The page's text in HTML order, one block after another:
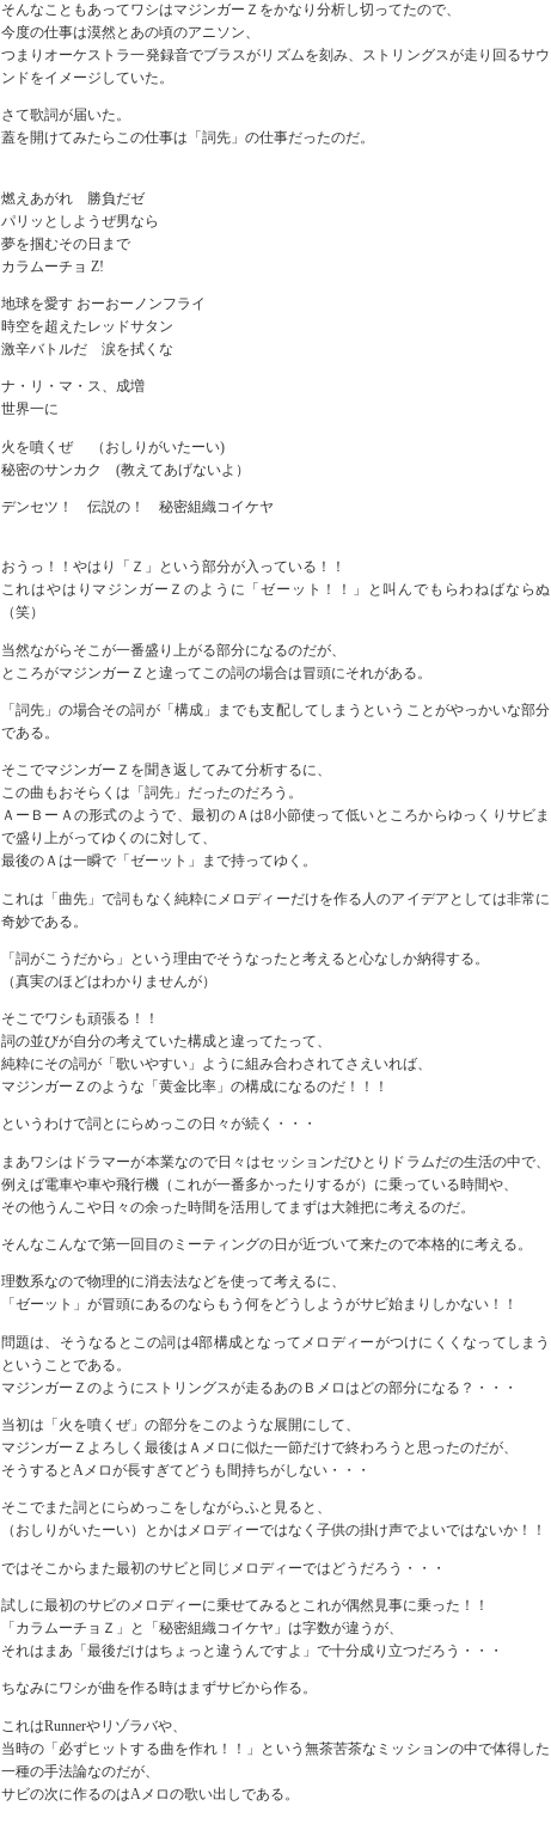
そんなこともあってワシはマジンガーＺをかなり分析し切ってたので、
今度の仕事は漠然とあの頃のアニソン、
つまりオーケストラ一発録音でブラスがリズムを刻み、ストリングスが走り回るサウ
ンドをイメージしていた。
さて歌詞が届いた。
蓋を開けてみたらこの仕事は「詞先」の仕事だったのだ。
燃えあがれ 勝負だゼ
パリッとしようぜ男なら
夢を掴むその日まで
カラムーチョ Z!
地球を愛す おーおーノンフライ
時空を超えたレッドサタン
激辛バトルだ 涙を拭くな
ナ・リ・マ・ス、成増
世界一に
火を噴くぜ （おしりがいたーい)
秘密のサンカク (教えてあげないよ）
デンセツ！ 伝説の！ 秘密組織コイケヤ
おうっ！！やはり「Ｚ」という部分が入っている！！
これはやはりマジンガーＺのように「ゼーット！！」と叫んでもらわねばならぬ
（笑）
当然ながらそこが一番盛り上がる部分になるのだが、
ところがマジンガーＺと違ってこの詞の場合は冒頭にそれがある。
「詞先」の場合その詞が「構成」までも支配してしまうということがやっかいな部分
である。
そこでマジンガーＺを聞き返してみて分析するに、
この曲もおそらくは「詞先」だったのだろう。
ＡーＢーＡの形式のようで、最初のＡは8小節使って低いところからゆっくりサビま
で盛り上がってゆくのに対して、
最後のＡは一瞬で「ゼーット」まで持ってゆく。
これは「曲先」で詞もなく純粋にメロディーだけを作る人のアイデアとしては非常に
奇妙である。
「詞がこうだから」という理由でそうなったと考えると心なしか納得する。
（真実のほどはわかりませんが）
そこでワシも頑張る！！
詞の並びが自分の考えていた構成と違ってたって、
純粋にその詞が「歌いやすい」ように組み合わされてさえいれば、
マジンガーＺのような「黄金比率」の構成になるのだ！！！
というわけで詞とにらめっこの日々が続く・・・
まあワシはドラマーが本業なので日々はセッションだひとりドラムだの生活の中で、
例えば電車や車や飛行機（これが一番多かったりするが）に乗っている時間や、
その他うんこや日々の余った時間を活用してまずは大雑把に考えるのだ。
そんなこんなで第一回目のミーティングの日が近づいて来たので本格的に考える。
理数系なので物理的に消去法などを使って考えるに、
「ゼーット」が冒頭にあるのならもう何をどうしようがサビ始まりしかない！！
問題は、そうなるとこの詞は4部構成となってメロディーがつけにくくなってしまう
ということである。
マジンガーＺのようにストリングスが走るあのＢメロはどの部分になる？・・・
当初は「火を噴くぜ」の部分をこのような展開にして、
マジンガーＺよろしく最後はＡメロに似た一節だけで終わろうと思ったのだが、
そうするとAメロが長すぎてどうも間持ちがしない・・・
そこでまた詞とにらめっこをしながらふと見ると、
（おしりがいたーい）とかはメロディーではなく子供の掛け声でよいではないか！！
ではそこからまた最初のサビと同じメロディーではどうだろう・・・
試しに最初のサビのメロディーに乗せてみるとこれが偶然見事に乗った！！
「カラムーチョＺ」と「秘密組織コイケヤ」は字数が違うが、
それはまあ「最後だけはちょっと違うんですよ」で十分成り立つだろう・・・
ちなみにワシが曲を作る時はまずサビから作る。
これはRunnerやリゾラバや、
当時の「必ずヒットする曲を作れ！！」という無茶苦茶なミッションの中で体得した
一種の手法論なのだが、
サビの次に作るのはAメロの歌い出しである。